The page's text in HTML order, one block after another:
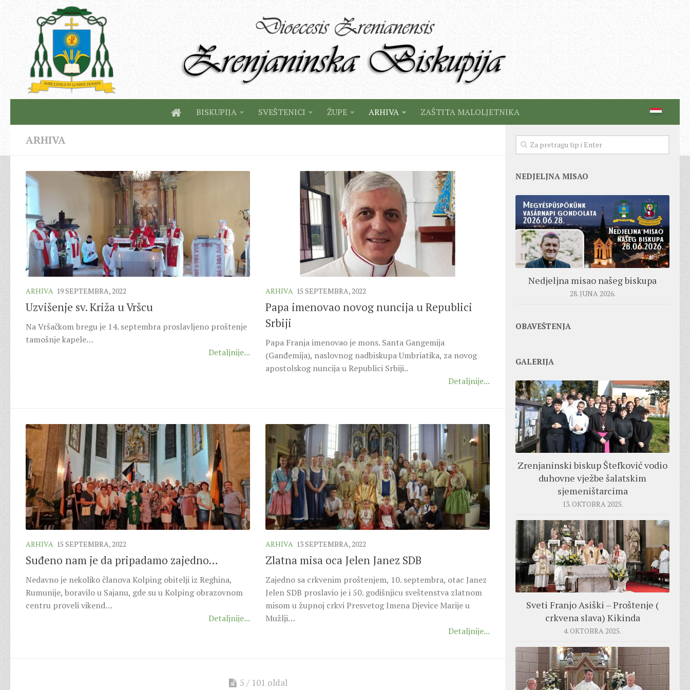
BISKUPIJA SVEŠTENICI ŽUPE ARHIVA ZAŠTITA MALOLJETNIKA
ARHIVA
ARHIVA 19 SEPTEMBRA, 2022
Uzvišenje sv. Križa u Vršcu
Na Vršačkom bregu je 14. septembra proslavljeno proštenje
tamošnje kapele…
Detaljnije...
ARHIVA 15 SEPTEMBRA, 2022
Papa imenovao novog nuncija u Republici
Srbiji
Papa Franja imenovao je mons. Santa Gangemija
(Ganđemija), naslovnog nadbiskupa Umbriatika, za novog
apostolskog nuncija u Republici Srbiji..
Detaljnije...
ARHIVA 15 SEPTEMBRA, 2022
Suđeno nam je da pripadamo zajedno…
Nedavno je nekoliko članova Kolping obitelji iz Reghina,
Rumunije, boravilo u Sajanu, gde su u Kolping obrazovnom
centru proveli vikend…
Detaljnije...
ARHIVA 13 SEPTEMBRA, 2022
Zlatna misa oca Jelen Janez SDB
Zajedno sa crkvenim proštenjem, 10. septembra, otac Janez
Jelen SDB proslavio je i 50. godišnjicu sveštenstva zlatnom
misom u župnoj crkvi Presvetog Imena Djevice Marije u
Mužlji…
Detaljnije...
5 / 101 oldal
NEDJELJNA MISAO
Nedjeljna misao našeg biskupa
28. JUNA 2026.
OBAVEŠTENJA
GALERIJA
Zrenjaninski biskup Štefković vodio
duhovne vježbe šalatskim
sjemeništarcima
13. OKTOBRA 2025.
Sveti Franjo Asiški – Proštenje (
crkvena slava) Kikinda
4. OKTOBRA 2025.